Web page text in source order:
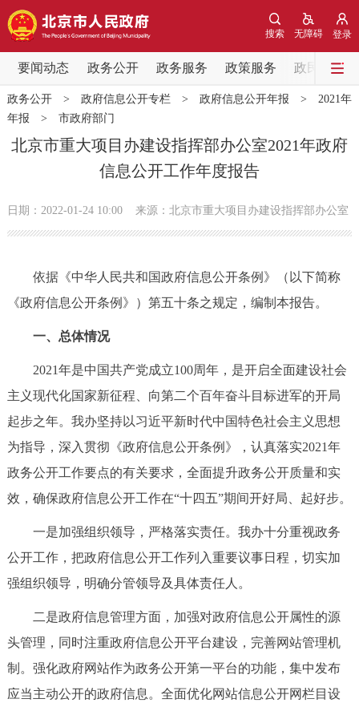
登录
无障碍
搜索
要闻动态 政务公开 政务服务 政策服务 政民互动
要闻动态
党中央精神 国务院信息 中央部委动态
北京要闻 会议信息 部门动态
市领导 机构职能 政策服务
政策兑现
决策公开 专题公开
政务服务
便民服务 利企服务 投资项目
中介服务 阳光政务
12345网上接诉即办 我要咨询 我要建议
参与调查 在线访谈 图说互动
政务公开> 政府信息公开专栏> 政府信息公开年报 > 2021年
年报 > 市政府部门
北京市重大项目办建设指挥部办公室2021年政府
信息公开工作年度报告
日期：2022-01-24 10:00 来源：北京市重大项目办建设指挥部办公室
依据《中华人民共和国政府信息公开条例》（以下简称
《政府信息公开条例》）第五十条之规定，编制本报告。
一、总体情况
2021年是中国共产党成立100周年，是开启全面建设社会
主义现代化国家新征程、向第二个百年奋斗目标进军的开局
起步之年。我办坚持以习近平新时代中国特色社会主义思想
为指导，深入贯彻《政府信息公开条例》，认真落实2021年
政务公开工作要点的有关要求，全面提升政务公开质量和实
效，确保政府信息公开工作在“十四五”期间开好局、起好步。
一是加强组织领导，严格落实责任。我办十分重视政务
公开工作，把政府信息公开工作列入重要议事日程，切实加
强组织领导，明确分管领导及具体责任人。
二是政府信息管理方面，加强对政府信息公开属性的源
头管理，同时注重政府信息公开平台建设，完善网站管理机
制。强化政府网站作为政务公开第一平台的功能，集中发布
应当主动公开的政府信息。全面优化网站信息公开网栏目设